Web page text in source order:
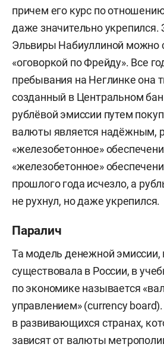
причем его курс по
даже значительно укрепился.
Эльвиры Набиуллиной можно
«оговоркой по Фрейду». Все
пребывания на Неглинке она
созданный в Центральном
рублёвой эмиссии путем
валюты является надёжным,
«железобетонное»
«железобетонное»
прошлого года исчезло, а
не рухнул, но даже укрепился.
Паралич
Та модель денежной эмиссии,
существовала в России, в
по экономике называется
управлением» (currency
в развивающихся странах,
зависят от валюты